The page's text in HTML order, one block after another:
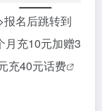
名后跳转到
月充10元加赠3
充40元话费